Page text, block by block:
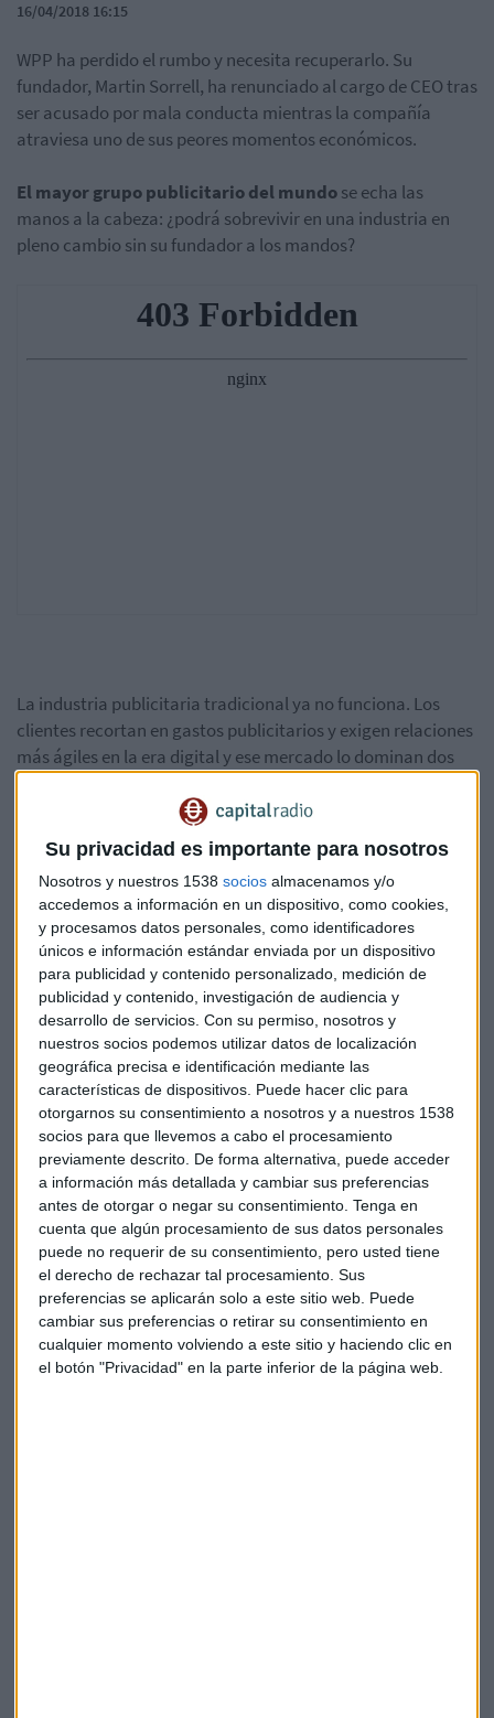
Su privacidad es importante para nosotros
Nosotros y nuestros 1538 socios almacenamos y/o
accedemos a información en un dispositivo, como cookies,
y procesamos datos personales, como identificadores
únicos e información estándar enviada por un dispositivo
para publicidad y contenido personalizado, medición de
publicidad y contenido, investigación de audiencia y
desarrollo de servicios. Con su permiso, nosotros y
nuestros socios podemos utilizar datos de localización
geográfica precisa e identificación mediante las
características de dispositivos. Puede hacer clic para
otorgarnos su consentimiento a nosotros y a nuestros 1538
socios para que llevemos a cabo el procesamiento
previamente descrito. De forma alternativa, puede acceder
a información más detallada y cambiar sus preferencias
antes de otorgar o negar su consentimiento. Tenga en
cuenta que algún procesamiento de sus datos personales
puede no requerir de su consentimiento, pero usted tiene
el derecho de rechazar tal procesamiento. Sus
preferencias se aplicarán solo a este sitio web. Puede
cambiar sus preferencias o retirar su consentimiento en
cualquier momento volviendo a este sitio y haciendo clic en
el botón "Privacidad" en la parte inferior de la página web.
16/04/2018 16:15
WPP ha perdido el rumbo y necesita recuperarlo. Su
fundador, Martin Sorrell, ha renunciado al cargo de CEO tras
ser acusado por mala conducta mientras la compañía
atraviesa uno de sus peores momentos económicos.
El mayor grupo publicitario del mundose echa las
manos a la cabeza: ¿podrá sobrevivir en una industria en
pleno cambio sin su fundador a los mandos?
La industria publicitaria tradicional ya no funciona. Los
clientes recortan en gastos publicitarios y exigen relaciones
más ágiles en la era digital y ese mercado lo dominan dos
gigantes con mucho poder:
que añadirle la amenaza de consultoras multinacionales de
la talla de Accenture o Deloitte, que se mueven de forma
más agresiva para no quedarse atrás en la carrera digital.
Si WPP quiere sobrevivir, tiene quedespedirse de su
negocio de toda la vida, que consistía en ofrecer
publicidad, desarrollo de marcas, planificación e
investigación a escala global. Debe ir más allá.
Pero, a su vez, necesita un nuevo líder que sea capaz de
orquestar los activos de toda la compañía matriz. Se trata
de un verdadero desafío, porque hasta ahora el único capaz
de mantenerlo todo a raya era su fundador, Sorrell. Él era el
pegamento capaz de conectar las más de 400 agencias
repartidas en 112 países. Ésa será la misión del nuevo CEO si
quiere mantener el holding actual con más de 200.000
empleados.
No lo tendrá fácil. El pasado trimestre, WPP presentó sus
peores resultados desde la crisis
financiera debido al
recorte de gastos publicitarios por parte de muchas
empresas. Para contrarrestar esta situación, el grupo quiere